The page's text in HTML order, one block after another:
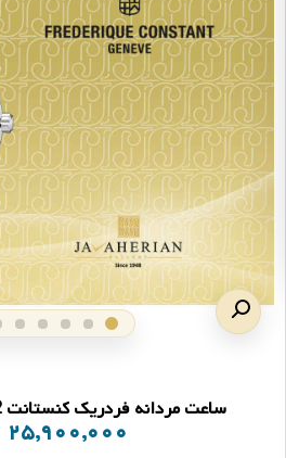
ساعت مردانه فردریک کنستانت FC-303MC4P6B2
۲۵,۹۰۰,۰۰۰